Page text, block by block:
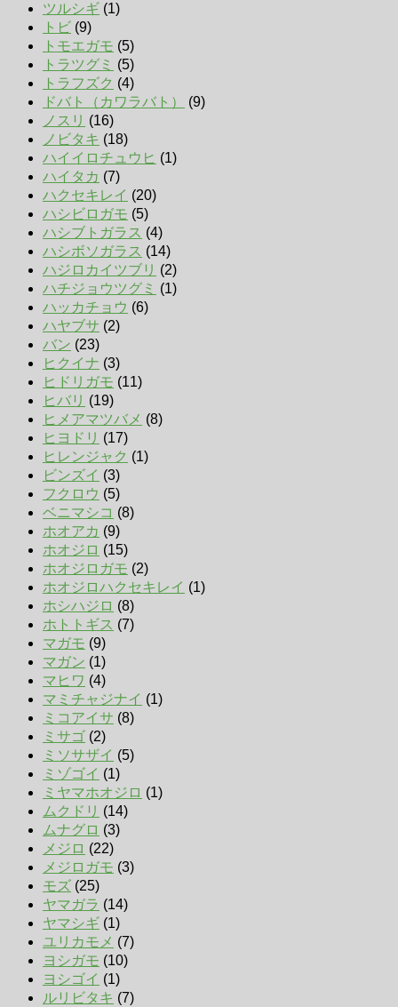
ツルシギ (1)
トビ (9)
トモエガモ (5)
トラツグミ (5)
トラフズク (4)
ドバト（カワラバト）
(9)
ノスリ (16)
ノビタキ (18)
ハイイロチュウヒ (1)
ハイタカ (7)
ハクセキレイ (20)
ハシビロガモ (5)
ハシブトガラス (4)
ハシボソガラス (14)
ハジロカイツブリ (2)
ハチジョウツグミ (1)
ハッカチョウ (6)
ハヤブサ (2)
バン (23)
ヒクイナ (3)
ヒドリガモ (11)
ヒバリ (19)
ヒメアマツバメ (8)
ヒヨドリ (17)
ヒレンジャク (1)
ビンズイ (3)
フクロウ (5)
ベニマシコ (8)
ホオアカ (9)
ホオジロ (15)
ホオジロガモ (2)
ホオジロハクセキレイ (1)
ホシハジロ (8)
ホトトギス (7)
マガモ (9)
マガン (1)
マヒワ (4)
マミチャジナイ (1)
ミコアイサ (8)
ミサゴ (2)
ミソサザイ (5)
ミゾゴイ (1)
ミヤマホオジロ (1)
ムクドリ (14)
ムナグロ (3)
メジロ (22)
メジロガモ (3)
モズ (25)
ヤマガラ (14)
ヤマシギ (1)
ユリカモメ (7)
ヨシガモ (10)
ヨシゴイ (1)
ルリビタキ (7)